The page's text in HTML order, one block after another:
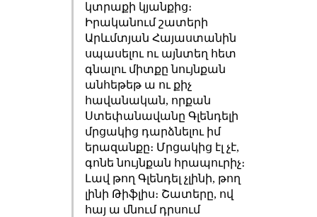
կտրաքի կյանքից։
Իրականում շատերի
Արևմտյան Հայաստանին
սպասելու ու այնտեղ հետ
գնալու միտքը նույնքան
անհեթեթ ա ու քիչ
հավանական, որքան
Ստեփանավանը Գլենդելի
մրցակից դարձնելու իմ
երազանքը։ Մրցակից էլ չէ,
գոնե նույնքան հրապուրիչ։
Լավ թող Գլենդել չլինի, թող
լինի Թիֆլիս։ Շատերը, ով
հայ ա մնում դրսում